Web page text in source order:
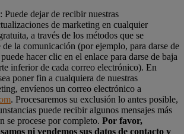
dejar de recibir nuestras
de marketing en cualquier
a través de los métodos que se
de la comunicación (por ejemplo, para darse de
hacer clic en el enlace para darse de baja
inferior de cada correo electrónico). En
poner fin a cualquiera de nuestras
envíenos un correo electrónico a
. Procesaremos su exclusión lo antes posible,
puede recibir algunos mensajes más
se procese por completo. Por favor,
ni vendemos sus datos de contacto y